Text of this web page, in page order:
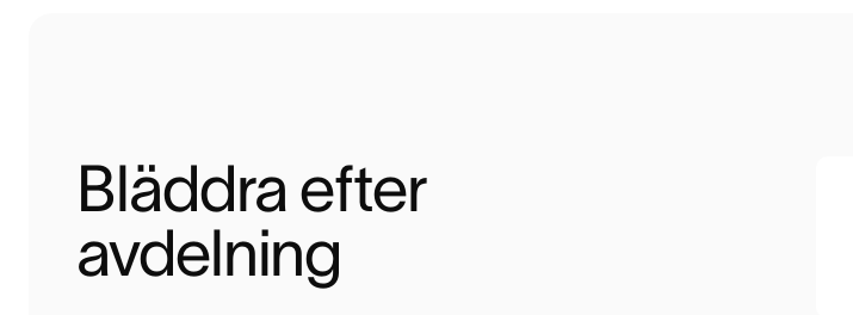
Bläddra efter
avdelning